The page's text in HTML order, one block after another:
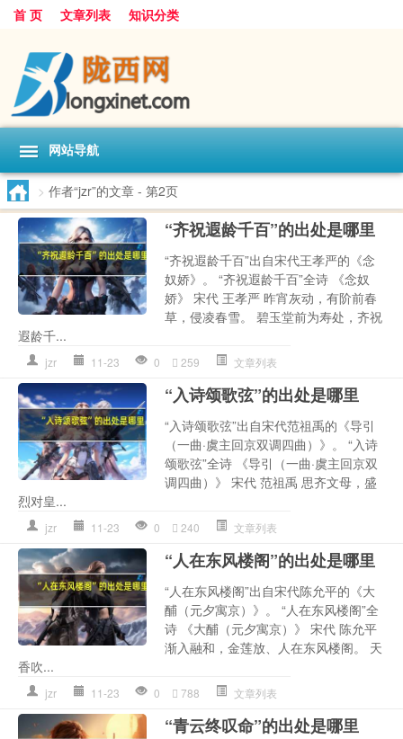
首 页 文章列表 知识分类
网站导航
> 作者“jzr”的文章 - 第2页
“齐祝遐龄千百”的出处是哪里
“齐祝遐龄千百”出自宋代王孝严的《念
奴娇》。 “齐祝遐龄千百”全诗 《念奴
娇》 宋代 王孝严 昨宵灰动，有阶前春
草，侵凌春雪。 碧玉堂前为寿处，齐祝
遐龄千...
jzr 11-23 0 259 文章列表
“入诗颂歌弦”的出处是哪里
“入诗颂歌弦”出自宋代范祖禹的《导引
（一曲·虞主回京双调四曲）》。 “入诗
颂歌弦”全诗 《导引（一曲·虞主回京双
调四曲）》 宋代 范祖禹 思齐文母，盛
烈对皇...
jzr 11-23 0 240 文章列表
“人在东风楼阁”的出处是哪里
“人在东风楼阁”出自宋代陈允平的《大
酺（元夕寓京）》。 “人在东风楼阁”全
诗 《大酺（元夕寓京）》 宋代 陈允平
渐入融和，金莲放、人在东风楼阁。 天
香吹...
jzr 11-23 0 788 文章列表
“青云终叹命”的出处是哪里